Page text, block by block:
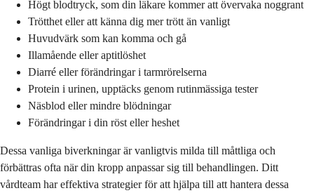
Högt blodtryck, som din läkare kommer att övervaka noggrant
Trötthet eller att känna dig mer trött än vanligt
Huvudvärk som kan komma och gå
Illamående eller aptitlöshet
Diarré eller förändringar i tarmrörelserna
Protein i urinen, upptäcks genom rutinmässiga tester
Näsblod eller mindre blödningar
Förändringar i din röst eller heshet
Dessa vanliga biverkningar är vanligtvis milda till måttliga och
förbättras ofta när din kropp anpassar sig till behandlingen. Ditt
vårdteam har effektiva strategier för att hjälpa till att hantera dessa